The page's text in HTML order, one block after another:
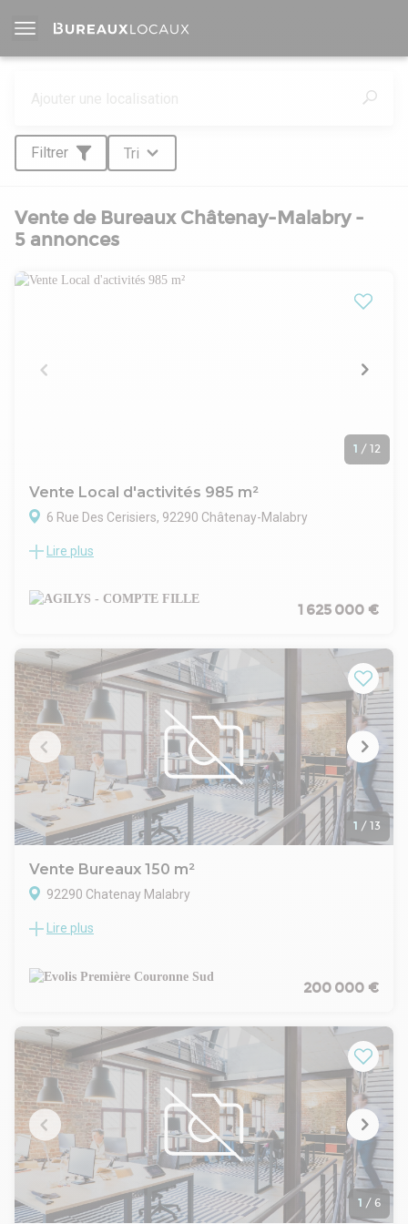
Filtrer Tri
Vente de Bureaux Châtenay-Malabry -
5 annonces
1 / 12
Vente Local d'activités 985 m²
6 Rue Des Cerisiers, 92290 Châtenay-Malabry
Sur la commune de Chatenay-Malabry AGILYS vous propose
indépandant de 943 m² divisé en 3 lots (dont 1 lot de 121 m²
déjà loué)
différences avec les surfaces administrativement déclarées
restent sous réserve de vérification.
Prix de vente : 1 625 000 € NET VENDEUR
Lire plus
1 625 000 €
1 / 13
Vente Bureaux 150 m²
92290 Chatenay Malabry
Découvrez une opportunité exceptionnelle avec EVOLIS : des
adaptés pour dynamiser votre activité professionnelle.
Situés dans un environnement stratégique, ces espaces
privilégiée, à proximité des principaux axes de transport,
facilitant l'accès pour vos collaborateurs et clients.
. Accès PMR
. Ascenseur PMR
. Digicode
. Interphone
. Fibre optique
. Bureaux cloisonnés
. Salle de réunion
. Locaux lumineux
Lire plus
200 000 €
1 / 6